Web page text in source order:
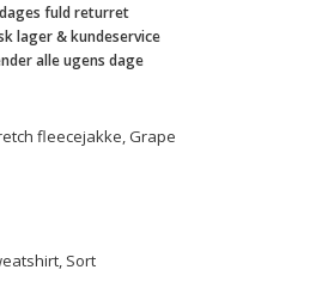
fuld returret
lager & kundeservice
alle ugens dage
fleecejakke, Grape
Sort